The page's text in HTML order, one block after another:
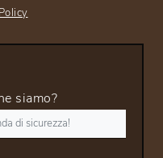
siamo?